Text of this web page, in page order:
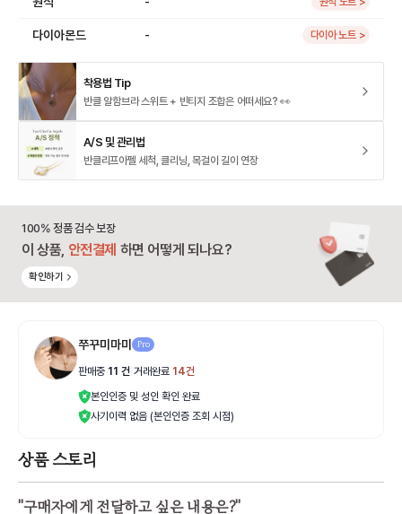
다이아몬드 - 다이아 노트 >
착용법 Tip
반클 알함브라 스위트 + 빈티지 조합은 어떠세요? 👀
A/S 및 관리법
반클리프아펠 세척, 클리닝, 목걸이 길이 연장
100% 정품 검수 보장
이 상품, 안전결제 하면 어떻게 되나요?
확인하기
쭈꾸미마미 Pro
판매중 11 건 거래완료 14건
본인인증 및 성인 확인 완료
사기이력 없음 (본인인증 조회 시점)
상품 스토리
"구매자에게 전달하고 싶은 내용은?"